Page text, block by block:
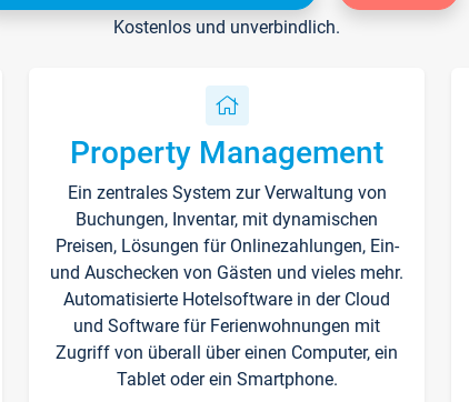
Kostenlos und unverbindlich.
Property Management
Ein zentrales System zur Verwaltung von
Buchungen, Inventar, mit dynamischen
Preisen, Lösungen für Onlinezahlungen, Ein-
und Auschecken von Gästen und vieles mehr.
Automatisierte Hotelsoftware in der Cloud
und Software für Ferienwohnungen mit
Zugriff von überall über einen Computer, ein
Tablet oder ein Smartphone.